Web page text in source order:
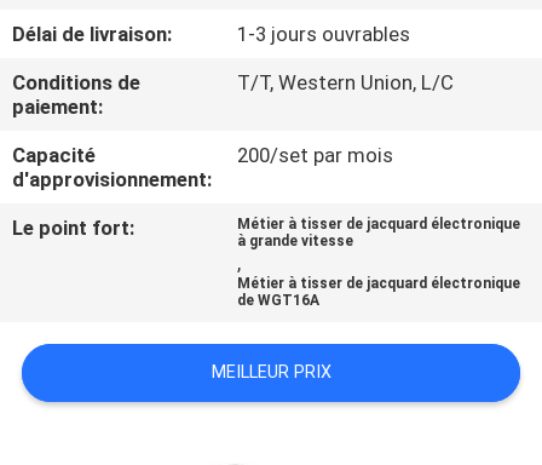
VISITE
DE
L'USINE
CONTRÔLE
QUALITÉ
Délai de livraison:
1-3 jours ouvrables
Conditions de
paiement:
T/T, Western Union, L/C
Capacité
d'approvisionnement:
200/set par mois
Le point fort:
Métier à tisser de jacquard électronique
à grande vitesse
,
Métier à tisser de jacquard électronique
de WGT16A
MEILLEUR PRIX